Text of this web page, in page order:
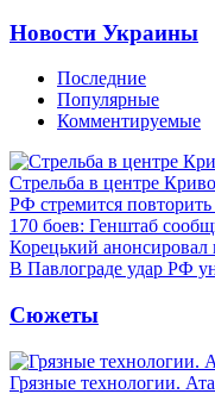
Новости Украины
Последние
Популярные
Комментируемые
Стрельба в центре
РФ стремится
170 боев: Генштаб
Корецький анонсировал
В Павлограде удар РФ
Сюжеты
Грязные технологии.